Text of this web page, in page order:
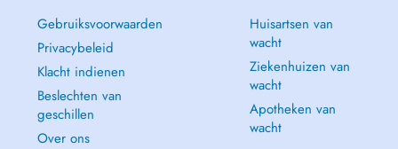
Gebruiksvoorwaarden
Privacybeleid
Klacht indienen
Beslechten van
geschillen
Over ons
Huisartsen van
wacht
Ziekenhuizen van
wacht
Apotheken van
wacht